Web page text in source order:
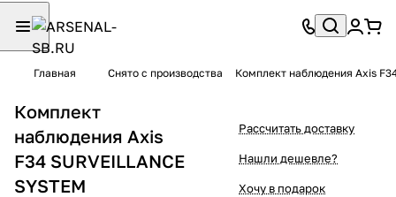
Главная Снято с производства Комплект наблюдения Axis
Комплект
наблюдения Axis
F34 SURVEILLANCE
SYSTEM
Рассчитать доставку
Нашли дешевле?
Хочу в подарок